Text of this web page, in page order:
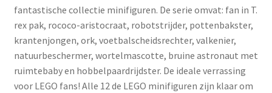
fantastische collectie minifiguren. De serie omvat: fan in T.
rex pak, rococo-aristocraat, robotstrijder, pottenbakster,
krantenjongen, ork, voetbalscheidsrechter, valkenier,
natuurbeschermer, wortelmascotte, bruine astronaut met
ruimtebaby en hobbelpaardrijdster. De ideale verrassing
voor LEGO fans! Alle 12 de LEGO minifiguren zijn klaar om